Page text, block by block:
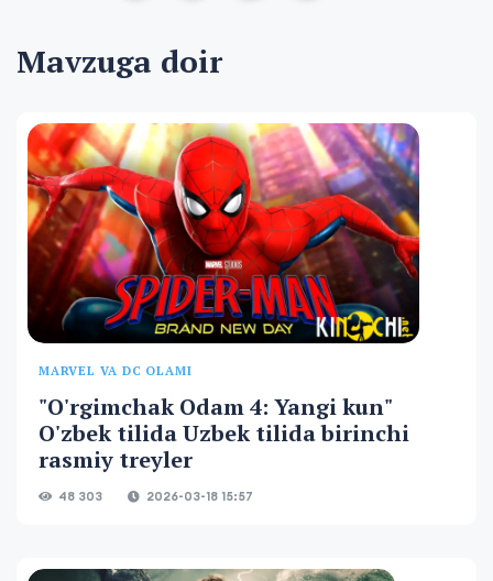
Mavzuga doir
MARVEL VA DC OLAMI
"O'rgimchak Odam 4: Yangi kun"
O'zbek tilida Uzbek tilida birinchi
rasmiy treyler
48 303 2026-03-18 15:57